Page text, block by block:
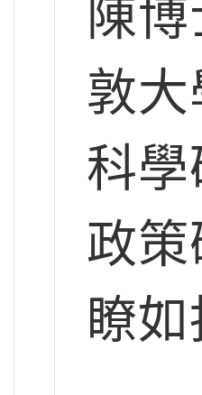
陳
敦
科
政
瞭